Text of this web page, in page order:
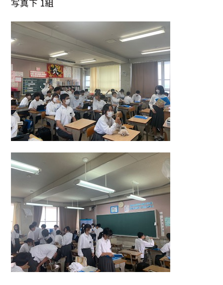
写真下 1組